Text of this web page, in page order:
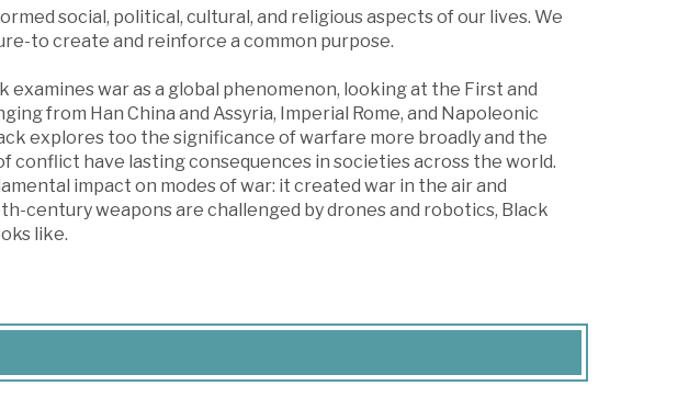
social, political, cultural, and religious aspects of our lives. We
to create and reinforce a common purpose.
examines war as a global phenomenon, looking at the First and
from Han China and Assyria, Imperial Rome, and Napoleonic
explores too the significance of warfare more broadly and the
conflict have lasting consequences in societies across the world.
impact on modes of war: it created war in the air and
century weapons are challenged by drones and robotics, Black
like.